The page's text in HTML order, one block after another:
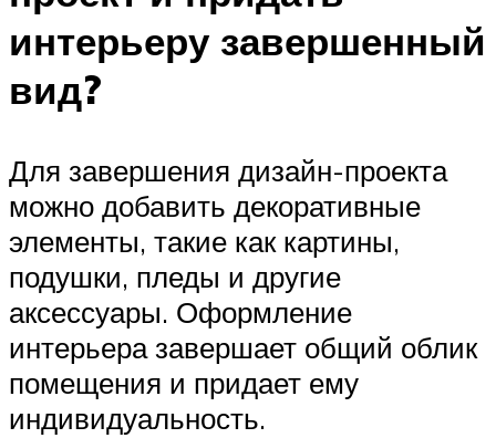
интерьеру завершенный
вид?
Для завершения дизайн-проекта
можно добавить декоративные
элементы, такие как картины,
подушки, пледы и другие
аксессуары. Оформление
интерьера завершает общий облик
помещения и придает ему
индивидуальность.